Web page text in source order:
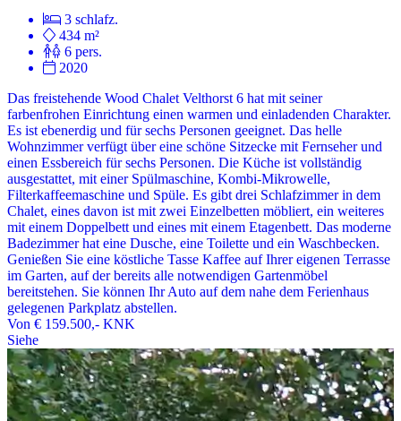
3 schlafz.
434 m²
6 pers.
2020
Das freistehende Wood Chalet Velthorst 6 hat mit seiner
farbenfrohen Einrichtung einen warmen und einladenden Charakter.
Es ist ebenerdig und für sechs Personen geeignet. Das helle
Wohnzimmer verfügt über eine schöne Sitzecke mit Fernseher und
einen Essbereich für sechs Personen. Die Küche ist vollständig
ausgestattet, mit einer Spülmaschine, Kombi-Mikrowelle,
Filterkaffeemaschine und Spüle. Es gibt drei Schlafzimmer in dem
Chalet, eines davon ist mit zwei Einzelbetten möbliert, ein weiteres
mit einem Doppelbett und eines mit einem Etagenbett. Das moderne
Badezimmer hat eine Dusche, eine Toilette und ein Waschbecken.
Genießen Sie eine köstliche Tasse Kaffee auf Ihrer eigenen Terrasse
im Garten, auf der bereits alle notwendigen Gartenmöbel
bereitstehen. Sie können Ihr Auto auf dem nahe dem Ferienhaus
gelegenen Parkplatz abstellen.
Von € 159.500,- KNK
Siehe